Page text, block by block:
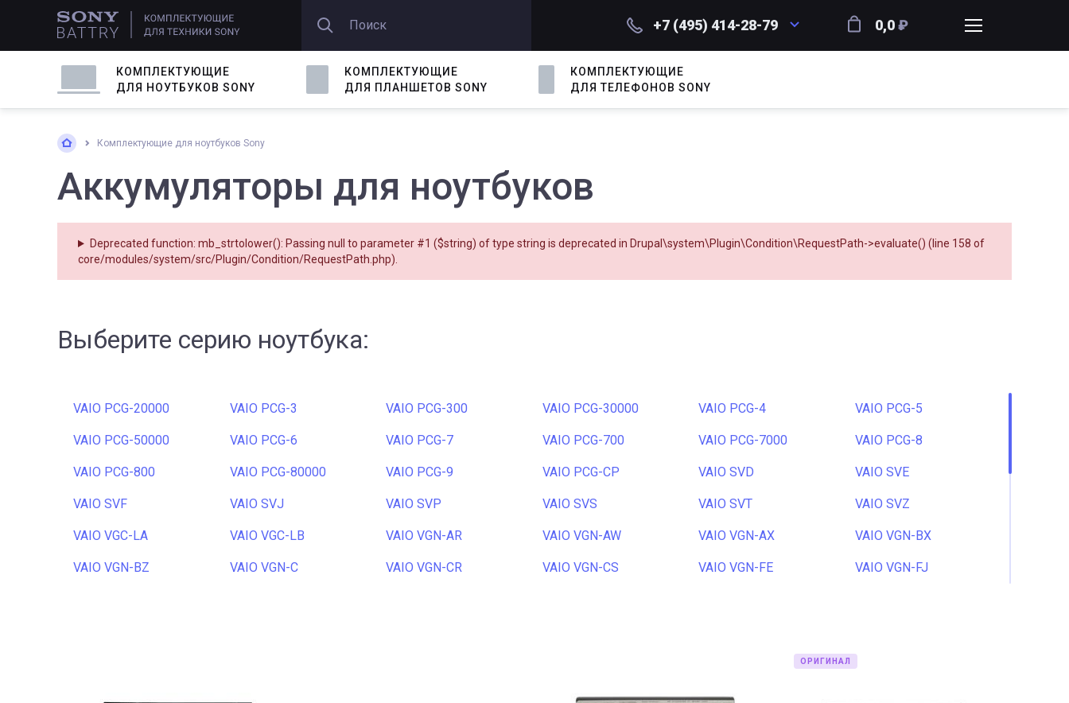
+7 (495) 414-28-79 0,0₽
КОМПЛЕКТУЮЩИЕ
ДЛЯ НОУТБУКОВ SONY
КОМПЛЕКТУЮЩИЕ
ДЛЯ ПЛАНШЕТОВ SONY
КОМПЛЕКТУЮЩИЕ
ДЛЯ ТЕЛЕФОН ОВ SONY
Комплектующие для ноутбуков Sony
Аккумуляторы для ноутбуков
Deprecated function: mb_strtolower(): Passing null to parameter #1 ($string) of type string is deprecated in Drupal\system\Plugin\Condition\RequestPath->evaluate() (line 158 of
core/modules/system/src/Plugin/Condition/RequestPath.php).
Выберите серию ноутбука:
VAIO PCG-20000 VAIO PCG-3 VAIO PCG-300 VAIO PCG-30000 VAIO PCG-4 VAIO PCG-5
VAIO PCG-50000 VAIO PCG-6 VAIO PCG-7 VAIO PCG-700 VAIO PCG-7000 VAIO PCG-8
VAIO PCG-800 VAIO PCG-80000 VAIO PCG-9 VAIO PCG-CP VAIO SVD VAIO SVE
VAIO SVF VAIO SVJ VAIO SVP VAIO SVS VAIO SVT VAIO SVZ
VAIO VGC-LA VAIO VGC-LB VAIO VGN-AR VAIO VGN-AW VAIO VGN-AX VAIO VGN-BX
VAIO VGN-BZ VAIO VGN-C VAIO VGN-CR VAIO VGN-CS VAIO VGN-FE VAIO VGN-FJ
VAIO VPC-CW VAIO VPC-EA
ОРИГИНАЛ